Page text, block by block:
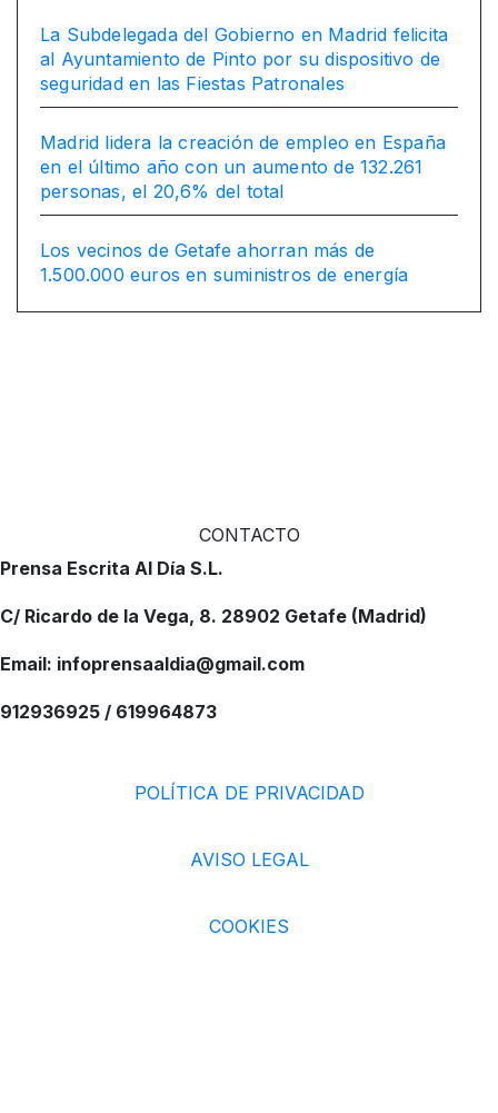
La Subdelegada del Gobierno en Madrid felicita
al Ayuntamiento de Pinto por su dispositivo de
seguridad en las Fiestas Patronales
Madrid lidera la creación de empleo en España
en el último año con un aumento de 132.261
personas, el 20,6% del total
Los vecinos de Getafe ahorran más de
1.500.000 euros en suministros de energía
CONTACTO
Prensa Escrita Al Día S.L.
C/ Ricardo de la Vega, 8. 28902 Getafe (Madrid)
Email: infoprensaaldia@gmail.com
912936925 / 619964873
POLÍTICA DE PRIVACIDAD
AVISO LEGAL
COOKIES